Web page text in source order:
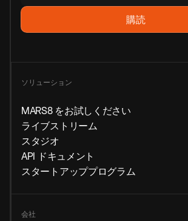
ソリューション
MARS8 をお試しください
ライブストリーム
スタジオ
API ドキュメント
スタートアッププログラム
会社